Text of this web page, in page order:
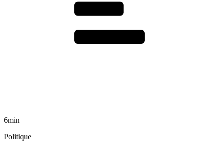
6min
Politique